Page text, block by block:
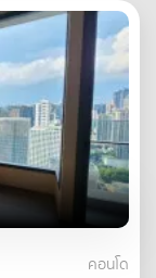
คอนโด